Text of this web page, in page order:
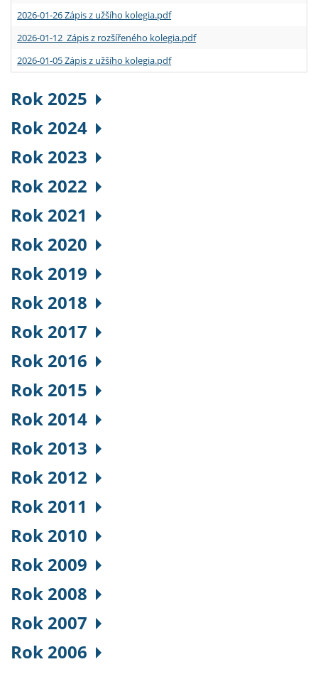
2026-01-26 Zápis z užšího kolegia.pdf
2026-01-12 Zápis z rozšířeného kolegia.pdf
2026-01-05 Zápis z užšího kolegia.pdf
Rok 2025
Rok 2024
Rok 2023
Rok 2022
Rok 2021
Rok 2020
Rok 2019
Rok 2018
Rok 2017
Rok 2016
Rok 2015
Rok 2014
Rok 2013
Rok 2012
Rok 2011
Rok 2010
Rok 2009
Rok 2008
Rok 2007
Rok 2006